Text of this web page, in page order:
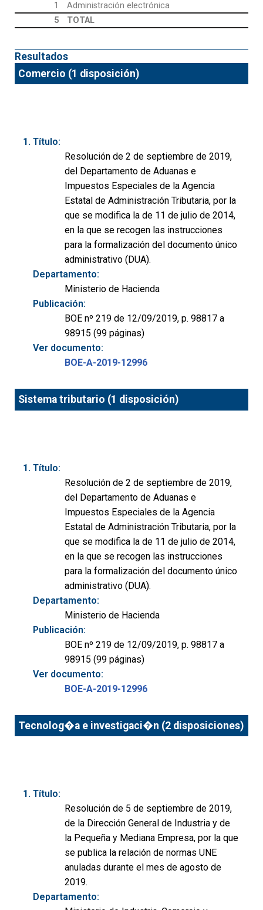
1
Administración electrónica
5
TOTAL
Resultados
Comercio (1 disposición)
Título:
Resolución de 2 de septiembre de 2019,
del Departamento de Aduanas e
Impuestos Especiales de la Agencia
Estatal de Administración Tributaria, por la
que se modifica la de 11 de julio de 2014,
en la que se recogen las instrucciones
para la formalización del documento único
administrativo (DUA).
Departamento:
Ministerio de Hacienda
Publicación:
BOE nº 219 de 12/09/2019, p. 98817 a
98915 (99 páginas)
Ver documento:
BOE-A-2019-12996
Sistema tributario (1 disposición)
Título:
Resolución de 2 de septiembre de 2019,
del Departamento de Aduanas e
Impuestos Especiales de la Agencia
Estatal de Administración Tributaria, por la
que se modifica la de 11 de julio de 2014,
en la que se recogen las instrucciones
para la formalización del documento único
administrativo (DUA).
Departamento:
Ministerio de Hacienda
Publicación:
BOE nº 219 de 12/09/2019, p. 98817 a
98915 (99 páginas)
Ver documento:
BOE-A-2019-12996
Tecnolog�a e investigaci�n (2 disposiciones)
Título:
Resolución de 5 de septiembre de 2019,
de la Dirección General de Industria y de
la Pequeña y Mediana Empresa, por la que
se publica la relación de normas UNE
anuladas durante el mes de agosto de
2019.
Departamento: